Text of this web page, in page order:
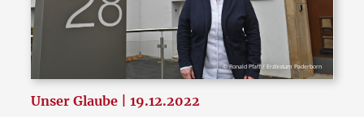
© Ronald Pfaff / Erzbistum Paderborn
Unser Glaube | 19.12.2022